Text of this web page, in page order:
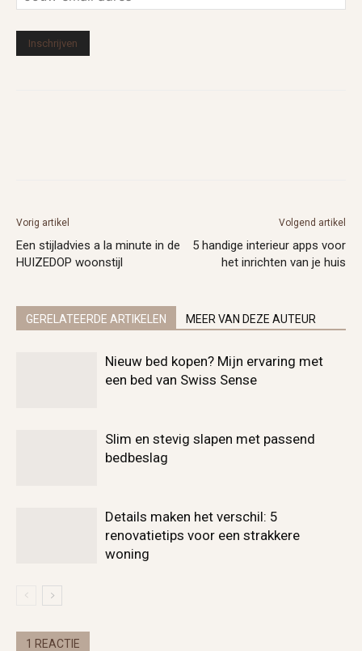
Vorig artikel
Een stijladvies a la minute in de
HUIZEDOP woonstijl
Volgend artikel
5 handige interieur apps voor
het inrichten van je huis
GERELATEERDE ARTIKELEN MEER VAN DEZE AUTEUR
Nieuw bed kopen? Mijn ervaring met
een bed van Swiss Sense
Slim en stevig slapen met passend
bedbeslag
Details maken het verschil: 5
renovatietips voor een strakkere
woning
1 REACTIE